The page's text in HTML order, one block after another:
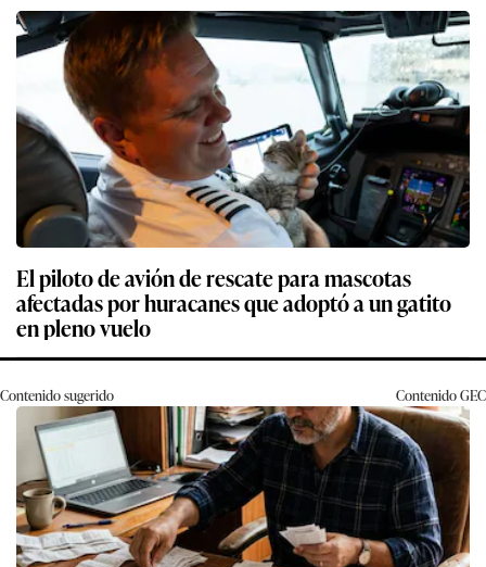
El piloto de avión de rescate para mascotas
afectadas por huracanes que adoptó a un gatito
en pleno vuelo
Contenido sugerido ContenidoGEC